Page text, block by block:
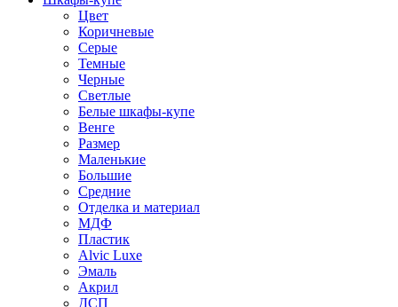
Цвет
Коричневые
Серые
Темные
Черные
Светлые
Белые шкафы-купе
Венге
Размер
Маленькие
Большие
Средние
Отделка и материал
МДФ
Пластик
Alvic Luxe
Эмаль
Акрил
ДСП